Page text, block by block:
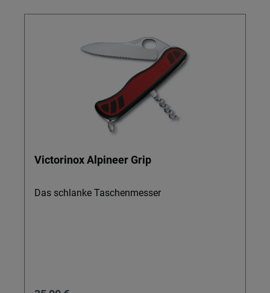
Victorinox Alpineer Grip
Das schlanke Taschenmesser